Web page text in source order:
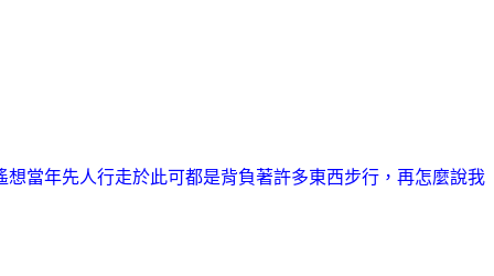
當年先人行走於此可都是背負著許多東西步行，再怎麼說我